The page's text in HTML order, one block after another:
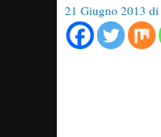
21 Giugno 2013 di